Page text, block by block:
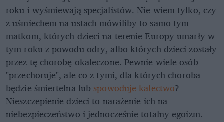
roku i wyśmiewają specjalistów. Nie wiem tylko, czy
z uśmiechem na ustach mówiliby to samo tym
matkom, których dzieci na terenie Europy umarły w
tym roku z powodu odry, albo których dzieci zostały
przez tę chorobę okaleczone. Pewnie wiele osób
"przechoruje", ale co z tymi, dla których choroba
będzie śmiertelna lubspowoduje kalectwo?
Nieszczepienie dzieci to narażenie ich na
niebezpieczeństwo i jednocześnie totalny egoizm.